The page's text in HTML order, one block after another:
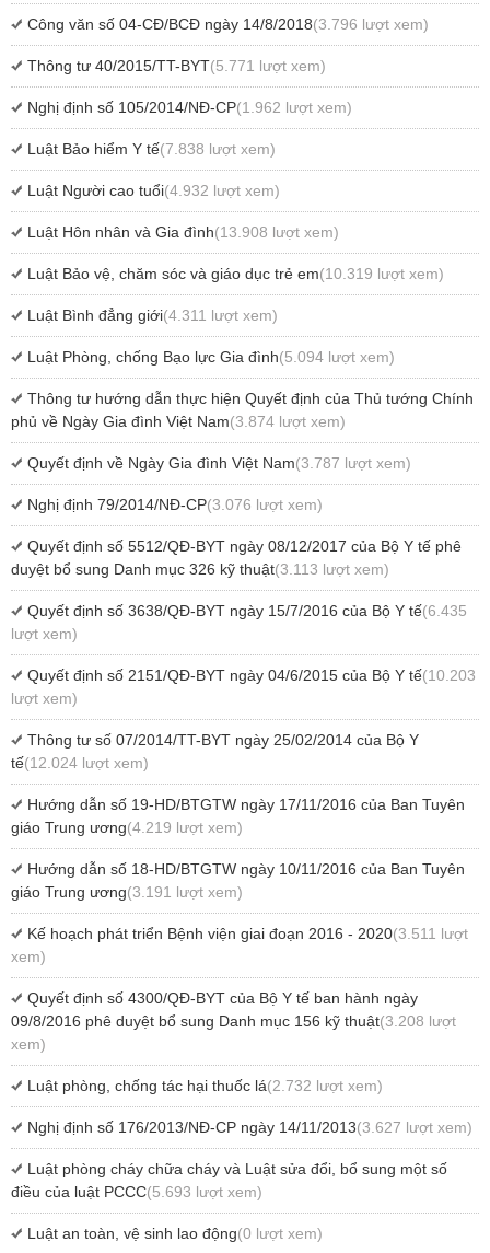
Công văn số 04-CĐ/BCĐ ngày 14/8/2018(3.796 lượt xem)
Thông tư 40/2015/TT-BYT(5.771 lượt xem)
Nghị định số 105/2014/NĐ-CP(1.962 lượt xem)
Luật Bảo hiểm Y tế(7.838 lượt xem)
Luật Người cao tuổi(4.932 lượt xem)
Luật Hôn nhân và Gia đình(13.908 lượt xem)
Luật Bảo vệ, chăm sóc và giáo dục trẻ em(10.319 lượt xem)
Luật Bình đẳng giới(4.311 lượt xem)
Luật Phòng, chống Bạo lực Gia đình(5.094 lượt xem)
Thông tư hướng dẫn thực hiện Quyết định của Thủ tướng Chính
phủ về Ngày Gia đình Việt Nam(3.874 lượt xem)
Quyết định về Ngày Gia đình Việt Nam(3.787 lượt xem)
Nghị định 79/2014/NĐ-CP(3.076 lượt xem)
Quyết định số 5512/QĐ-BYT ngày 08/12/2017 của Bộ Y tế phê
duyệt bổ sung Danh mục 326 kỹ thuật(3.113 lượt xem)
Quyết định số 3638/QĐ-BYT ngày 15/7/2016 của Bộ Y tế(6.435
lượt xem)
Quyết định số 2151/QĐ-BYT ngày 04/6/2015 của Bộ Y tế(10.203
lượt xem)
Thông tư số 07/2014/TT-BYT ngày 25/02/2014 của Bộ Y
tế(12.024 lượt xem)
Hướng dẫn số 19-HD/BTGTW ngày 17/11/2016 của Ban Tuyên
giáo Trung ương(4.219 lượt xem)
Hướng dẫn số 18-HD/BTGTW ngày 10/11/2016 của Ban Tuyên
giáo Trung ương(3.191 lượt xem)
Kế hoạch phát triển Bệnh viện giai đoạn 2016 - 2020(3.511 lượt
xem)
Quyết định số 4300/QĐ-BYT của Bộ Y tế ban hành ngày
09/8/2016 phê duyệt bổ sung Danh mục 156 kỹ thuật(3.208 lượt
xem)
Luật phòng, chống tác hại thuốc lá(2.732 lượt xem)
Nghị định số 176/2013/NĐ-CP ngày 14/11/2013(3.627 lượt xem)
Luật phòng cháy chữa cháy và Luật sửa đổi, bổ sung một số
điều của luật PCCC(5.693 lượt xem)
Luật an toàn, vệ sinh lao động(0 lượt xem)